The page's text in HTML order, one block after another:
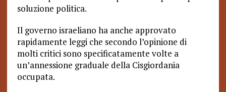
soluzione politica.
Il governo israeliano ha anche approvato
rapidamente leggi che secondo l’opinione di
molti critici sono specificatamente volte a
un’annessione graduale della Cisgiordania
occupata.